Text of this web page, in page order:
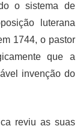
o sistema de
luterana
1744, o pastor
que a
invenção do
reviu as suas